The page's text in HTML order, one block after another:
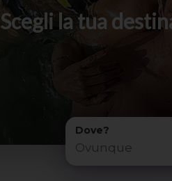
Scegli la tua
Dove?